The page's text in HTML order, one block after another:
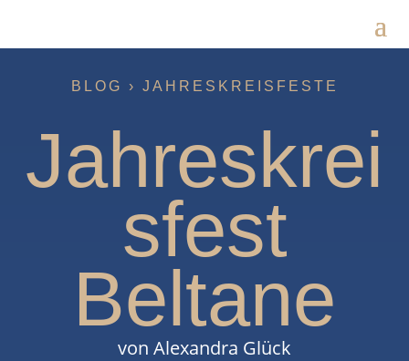
BLOG › JAHRESKREISFESTE
Jahreskrei
sfest
Beltane
von Alexandra Glück